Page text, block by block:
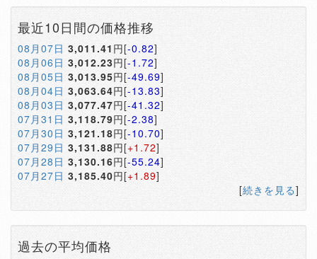
最近10日間の価格推移
08月07日 3,011.41 円[-0.82]
08月06日 3,012.23円[-1.72]
08月05日 3,013.95円[-49.69]
08月04日 3,063.64円[-13.83]
08月03日 3,077.47円[-41.32]
07月31日 3,118.79円[-2.38]
07月30日 3,121.18円[-10.70]
07月29日 3,131.88円[+1.72]
07月28日 3,130.16円[-55.24]
07月27日 3,185.40円[+1.89]
[続きを見る]
過去の平均価格